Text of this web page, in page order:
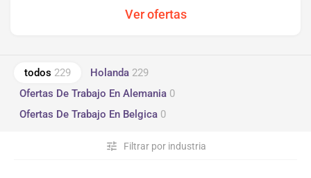
todos 229 Holanda 229
Ofertas De Trabajo En Alemania 0
Ofertas De Trabajo En Belgica 0
Filtrar por industria
tune